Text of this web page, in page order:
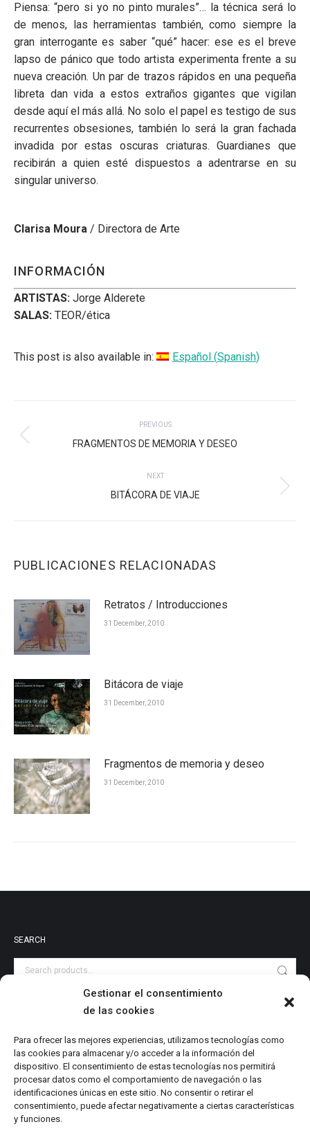
Gestionar el consentimiento
de las cookies
Para ofrecer las mejores experiencias, utilizamos tecnologías como
las cookies para almacenar y/o acceder a la información del
dispositivo. El consentimiento de estas tecnologías nos permitirá
procesar datos como el comportamiento de navegación o las
identificaciones únicas en este sitio. No consentir o retirar el
consentimiento, puede afectar negativamente a ciertas características
y funciones.
Piensa: “pero si yo no pinto murales”… la técnica será lo
de menos, las herramientas también, como siempre la
gran interrogante es saber “qué” hacer: ese es el breve
lapso de pánico que todo artista experimenta frente a su
nueva creación. Un par de trazos rápidos en una pequeña
libreta dan vida a estos extraños gigantes que vigilan
desde aquí el más allá. No solo el papel es testigo de sus
recurrentes obsesiones, también lo será la gran fachada
invadida por estas oscuras criaturas. Guardianes que
recibirán a quien esté dispuestos a adentrarse en su
singular universo.
Clarisa Moura / Directora de Arte
INFORMACIÓN
ARTISTAS: Jorge Alderete
SALAS: TEOR/ética
This post is also available in: Español (Spanish)
NAVIGATION
PREVIOUS
Previous
FRAGMENTOS DE MEMORIA Y DESEO
NEXT
Next
BITÁCORA DE VIAJE
PUBLICACIONES RELACIONADAS
Retratos / Introducciones
31 December, 2010
Bitácora de viaje
31 December, 2010
Fragmentos de memoria y deseo
31 December, 2010
SEARCH
PRODUCT CATEGORIES
Audiovisuales
Catalog
Digital Magazine
Local Writings
Monographs